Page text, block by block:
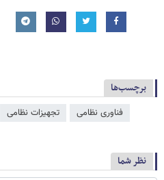
برچسب‌ها
فناوری نظامی تجهیزات نظامی
نظر شما